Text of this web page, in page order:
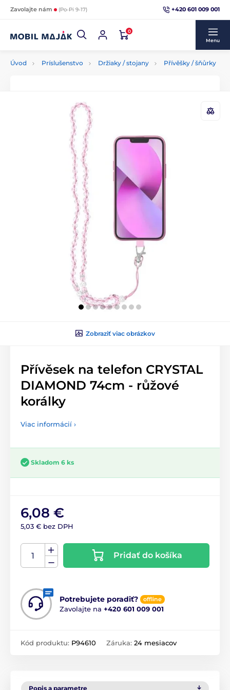
Zavolajte nám (Po-Pi 9-17) +420 601 009 001
0
Menu
Úvod Príslušenstvo Držiaky / stojany Přívěšky / šňůrky
Zobraziť viac obrázkov
Přívěsek na telefon CRYSTAL
DIAMOND 74cm - růžové
korálky
Viac informácií ›
Skladom 6 ks
6,08 €
5,03 € bez DPH
Pridať do košíka
Potrebujete poradiť? offline
Zavolajte na +420 601 009 001
Kód produktu: P94610 Záruka: 24 mesiacov
Popis a parametre